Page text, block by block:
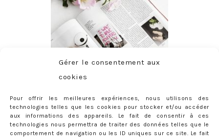
Gérer le consentement aux
cookies
Pour offrir les meilleures expériences, nous utilisons des
technologies telles que les cookies pour stocker et/ou accéder
aux informations des appareils. Le fait de consentir à ces
technologies nous permettra de traiter des données telles que le
comportement de navigation ou les ID uniques sur ce site. Le fait